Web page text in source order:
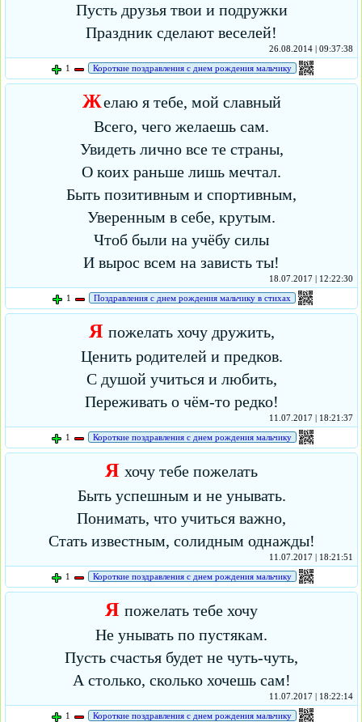
Пусть друзья твои и подружки
Праздник сделают веселей!
26.08.2014 | 09:37:38
1
Короткие поздравления с днем рождения мальчику
Желаю я тебе, мой славный
Всего, чего желаешь сам.
Увидеть лично все те страны,
О коих раньше лишь мечтал.
Быть позитивным и спортивным,
Уверенным в себе, крутым.
Чтоб были на учёбу силы
И вырос всем на зависть ты!
18.07.2017 | 12:22:30
1
Поздравления с днем рождения мальчику в стихах
Я пожелать хочу дружить,
Ценить родителей и предков.
С душой учиться и любить,
Переживать о чём-то редко!
11.07.2017 | 18:21:37
1
Короткие поздравления с днем рождения мальчику
Я хочу тебе пожелать
Быть успешным и не унывать.
Понимать, что учиться важно,
Стать известным, солидным однажды!
11.07.2017 | 18:21:51
1
Короткие поздравления с днем рождения мальчику
Я пожелать тебе хочу
Не унывать по пустякам.
Пусть счастья будет не чуть-чуть,
А столько, сколько хочешь сам!
11.07.2017 | 18:22:14
1
Короткие поздравления с днем рождения мальчику